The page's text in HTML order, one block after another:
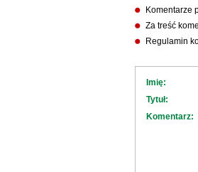
Komentarze
Za treść
Regulamin
Imię:
Tytuł:
Komentarz: